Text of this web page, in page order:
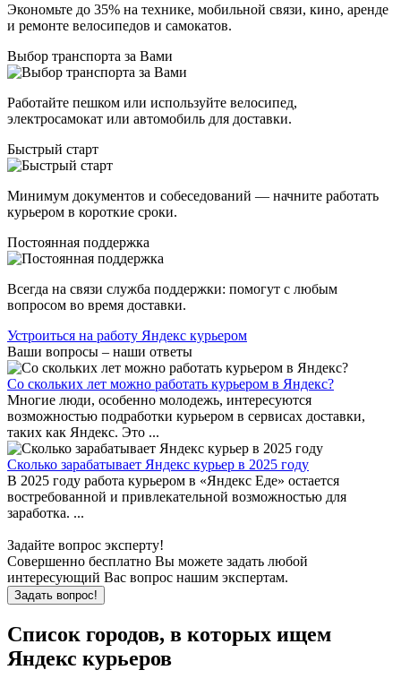
Экономьте до 35% на технике, мобильной связи, кино, аренде
и ремонте велосипедов и самокатов.
Выбор транспорта за Вами
Работайте пешком или используйте велосипед,
электросамокат или автомобиль для доставки.
Быстрый старт
Минимум документов и собеседований — начните работать
курьером в короткие сроки.
Постоянная поддержка
Всегда на связи служба поддержки: помогут с любым
вопросом во время доставки.
Устроиться на работу Яндекс курьером
Ваши вопросы – наши ответы
Со скольких лет можно работать курьером в Яндекс?
Многие люди, особенно молодежь, интересуются
возможностью подработки курьером в сервисах доставки,
таких как Яндекс. Это ...
Сколько зарабатывает Яндекс курьер в 2025 году
В 2025 году работа курьером в «Яндекс Еде» остается
востребованной и привлекательной возможностью для
заработка. ...
Задайте вопрос эксперту!
Совершенно бесплатно Вы можете задать любой
интересующий Вас вопрос нашим экспертам.
Задать вопрос!
Список городов, в которых ищем
Яндекс курьеров